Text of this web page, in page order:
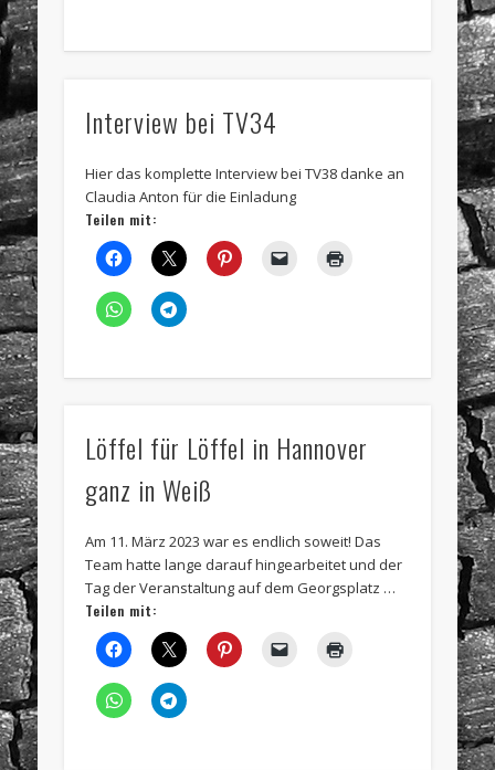
Interview bei TV34
Hier das komplette Interview bei TV38 danke an
Claudia Anton für die Einladung
Teilen mit:
Löffel für Löffel in Hannover
ganz in Weiß
Am 11. März 2023 war es endlich soweit! Das
Team hatte lange darauf hingearbeitet und der
Tag der Veranstaltung auf dem Georgsplatz …
Teilen mit: